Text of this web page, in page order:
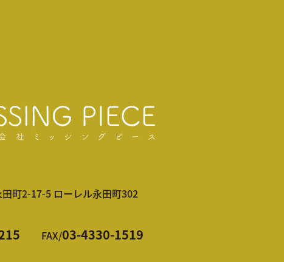
町2-17-5 ローレル永田町302
FAX/03-4330-1519